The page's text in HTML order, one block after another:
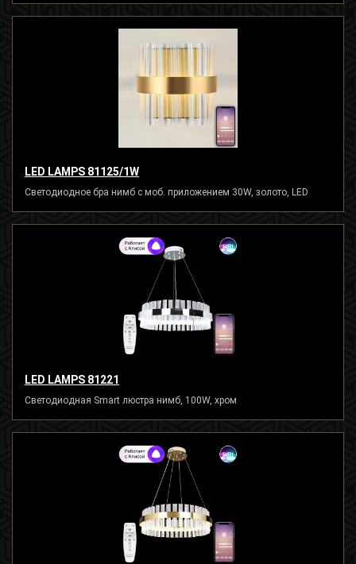
LED LAMPS 81125/1W
Светодиодное бра нимб с моб. приложением 30W, золото, LED
LED LAMPS 81221
Светодиодная Smart люстра нимб, 100W, хром